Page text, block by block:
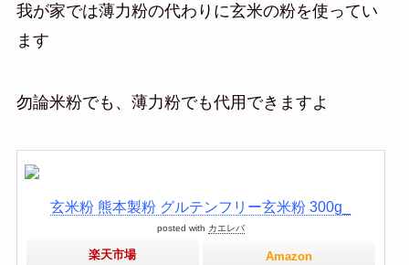
我が家では薄力粉の代わりに玄米の粉を使ってい
ます
勿論米粉でも、薄力粉でも代用できますよ
玄米粉 熊本製粉 グルテンフリー玄米粉 300g_
posted with カエレバ
楽天市場 Amazon